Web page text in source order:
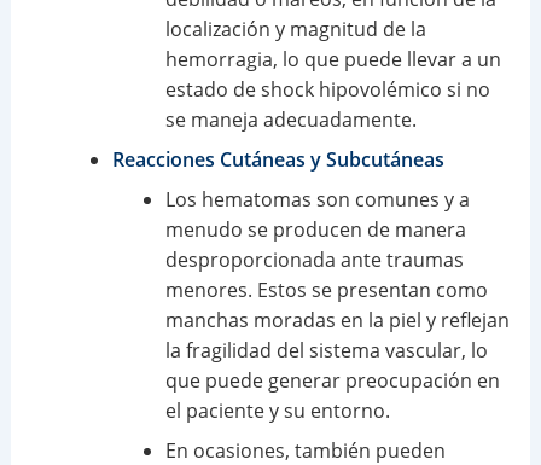
localización y magnitud de la
hemorragia, lo que puede llevar a un
estado de shock hipovolémico si no
se maneja adecuadamente.
Reacciones Cutáneas y Subcutáneas
Los hematomas son comunes y a
menudo se producen de manera
desproporcionada ante traumas
menores. Estos se presentan como
manchas moradas en la piel y reflejan
la fragilidad del sistema vascular, lo
que puede generar preocupación en
el paciente y su entorno.
En ocasiones, también pueden